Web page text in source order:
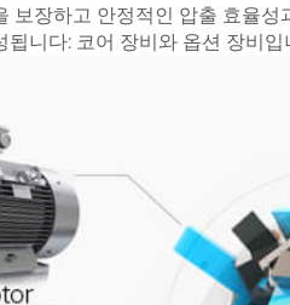
보장하고 안정적인 압출 효율
됩니다: 코어 장비와 옵션 장비입